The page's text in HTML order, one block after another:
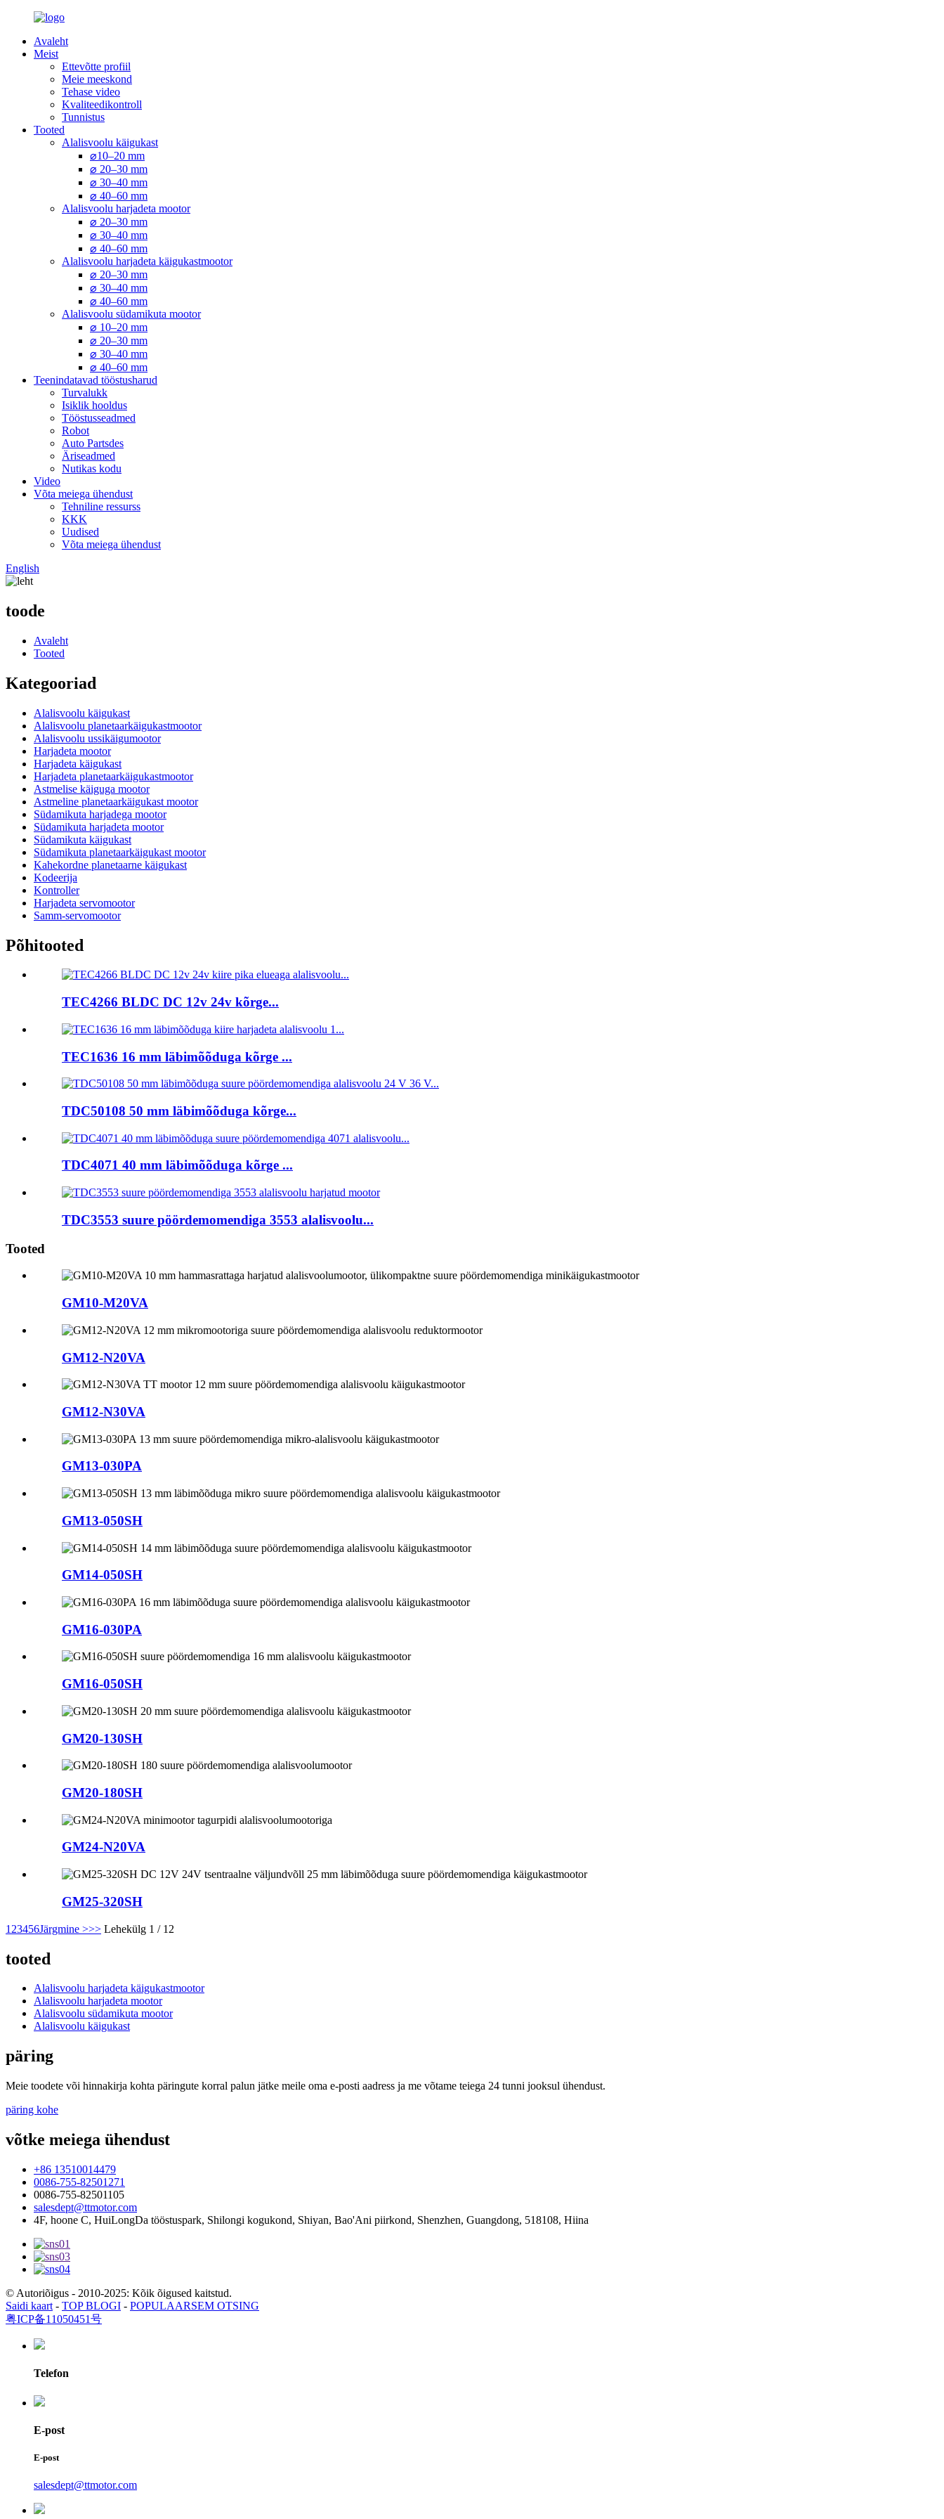
Avaleht
Meist
Ettevõtte profiil
Meie meeskond
Tehase video
Kvaliteedikontroll
Tunnistus
Tooted
Alalisvoolu käigukast
⌀10–20 mm
⌀ 20–30 mm
⌀ 30–40 mm
⌀ 40–60 mm
Alalisvoolu harjadeta mootor
⌀ 20–30 mm
⌀ 30–40 mm
⌀ 40–60 mm
Alalisvoolu harjadeta käigukastmootor
⌀ 20–30 mm
⌀ 30–40 mm
⌀ 40–60 mm
Alalisvoolu südamikuta mootor
⌀ 10–20 mm
⌀ 20–30 mm
⌀ 30–40 mm
⌀ 40–60 mm
Teenindatavad tööstusharud
Turvalukk
Isiklik hooldus
Tööstusseadmed
Robot
Auto Partsdes
Äriseadmed
Nutikas kodu
Video
Võta meiega ühendust
Tehniline ressurss
KKK
Uudised
Võta meiega ühendust
English
toode
Avaleht
Tooted
Kategooriad
Alalisvoolu käigukast
Alalisvoolu planetaarkäigukastmootor
Alalisvoolu ussikäigumootor
Harjadeta mootor
Harjadeta käigukast
Harjadeta planetaarkäigukastmootor
Astmelise käiguga mootor
Astmeline planetaarkäigukast mootor
Südamikuta harjadega mootor
Südamikuta harjadeta mootor
Südamikuta käigukast
Südamikuta planetaarkäigukast mootor
Kahekordne planetaarne käigukast
Kodeerija
Kontroller
Harjadeta servomootor
Samm-servomootor
Põhitooted
TEC4266 BLDC DC 12v 24v kõrge...
TEC1636 16 mm läbimõõduga kõrge ...
TDC50108 50 mm läbimõõduga kõrge...
TDC4071 40 mm läbimõõduga kõrge ...
TDC3553 suure pöördemomendiga 3553 alalisvoolu...
Tooted
GM10-M20VA
GM12-N20VA
GM12-N30VA
GM13-030PA
GM13-050SH
GM14-050SH
GM16-030PA
GM16-050SH
GM20-130SH
GM20-180SH
GM24-N20VA
GM25-320SH
1 23456Järgmine >>> Lehekülg 1 / 12
tooted
Alalisvoolu harjadeta käigukastmootor
Alalisvoolu harjadeta mootor
Alalisvoolu südamikuta mootor
Alalisvoolu käigukast
päring
Meie toodete või hinnakirja kohta päringute korral palun jätke meile oma e-posti aadress ja me võtame teiega 24 tunni jooksul ühendust.
päring kohe
võtke meiega ühendust
+86 13510014479
0086-755-82501271
0086-755-82501105
salesdept@ttmotor.com
4F, hoone C, HuiLongDa tööstuspark, Shilongi kogukond, Shiyan, Bao'Ani piirkond, Shenzhen, Guangdong, 518108, Hiina
© Autoriõigus - 2010-2025: Kõik õigused kaitstud.
Saidi kaart - TOP BLOGI - POPULAARSEM OTSING
粤ICP备11050451号
Telefon
E-post
E-post
salesdept@ttmotor.com